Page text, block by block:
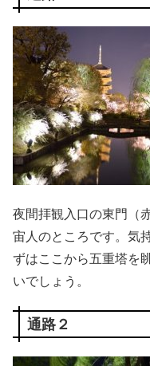
夜間拝観入口の東門（
宙人のところです。気
ずはここから五重塔を
いでしょう。
通路２